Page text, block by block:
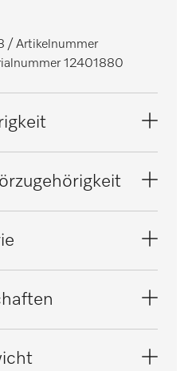
/ Artikelnummer
12401880